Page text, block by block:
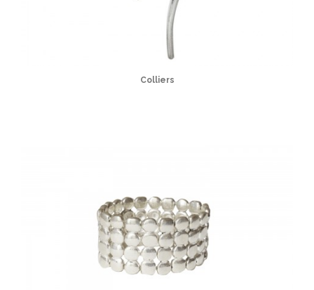
Colliers